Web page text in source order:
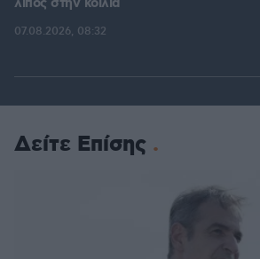
λίπος στην κοιλιά
07.08.2026, 08:32
Δείτε Επίσης